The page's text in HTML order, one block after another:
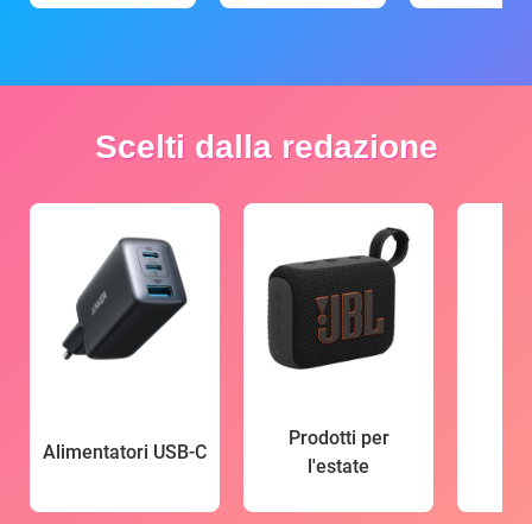
Scelti dalla redazione
Alimentatori USB-C
Prodotti per
l'estate